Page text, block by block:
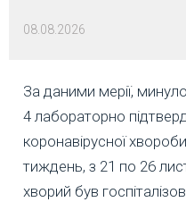
08.08.2026
За даними мерії,
4 лабораторно
коронавірусної
тиждень, з 21 по 26
хворий був